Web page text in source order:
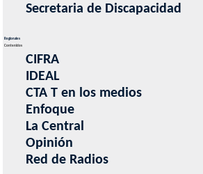
Secretaria de Discapacidad
Regionales
Contenidos
CIFRA
IDEAL
CTA T en los medios
Enfoque
La Central
Opinión
Red de Radios